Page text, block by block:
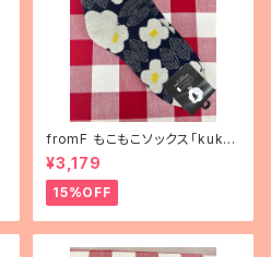
fromF もこもこソックス「kukka
puutarha（花畑）」
¥3,179
15%OFF